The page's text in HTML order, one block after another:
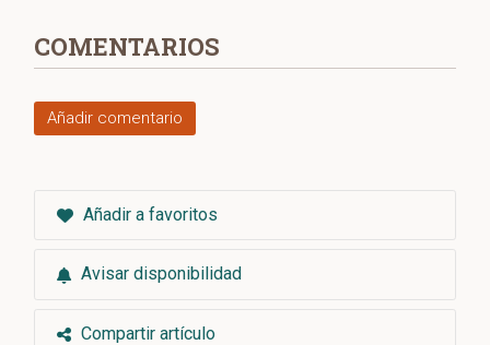
COMENTARIOS
Añadir comentario
Añadir a favoritos
Avisar disponibilidad
Compartir artículo